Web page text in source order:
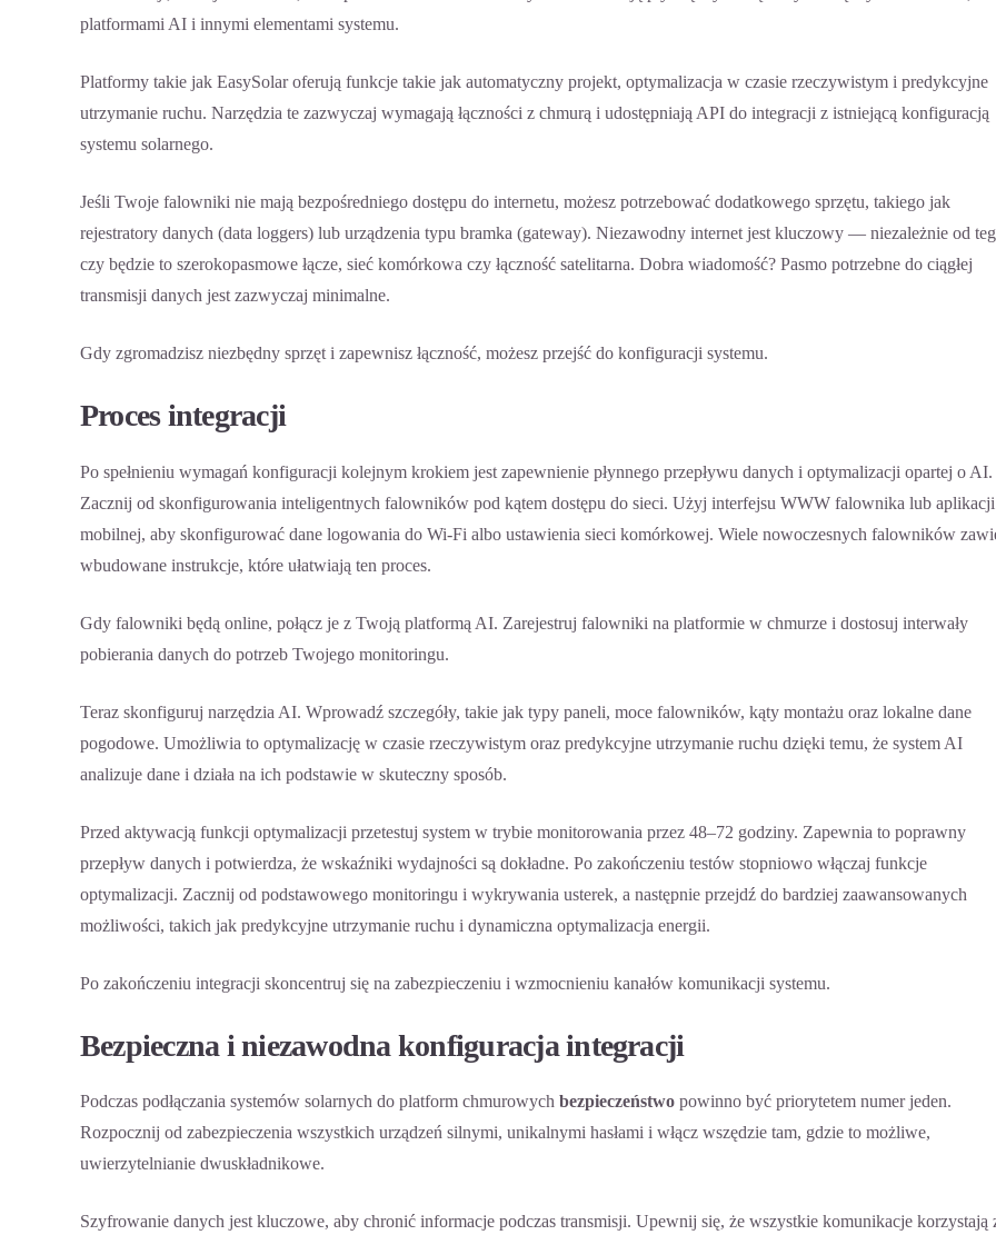
platformami AI i innymi elementami systemu.
Platformy takie jak EasySolaroferują funkcje takie jak automatyczny projekt, optymalizacja w czasie rzeczywistym i predykcyjne
utrzymanie ruchu. Narzędzia te zazwyczaj wymagają łączności z chmurą i udostępniają API do integracji z istniejącą konfiguracją
systemu solarnego.
Jeśli Twoje falowniki nie mają bezpośredniego dostępu do internetu, możesz potrzebować dodatkowego sprzętu, takiego jak
rejestratory danych (data loggers) lub urządzenia typu bramka (gateway). Niezawodny internet jest kluczowy — niezależnie od
czy będzie to szerokopasmowe łącze, sieć komórkowa czy łączność satelitarna. Dobra wiadomość? Pasmo potrzebne do ciągłej
transmisji danych jest zazwyczaj minimalne.
Gdy zgromadzisz niezbędny sprzęt i zapewnisz łączność, możesz przejść do konfiguracji systemu.
Proces integracji
Po spełnieniu wymagań konfiguracji kolejnym krokiem jest zapewnienie płynnego przepływu danych i optymalizacji opartej o AI.
Zacznij od skonfigurowania inteligentnych falowników pod kątem dostępu do sieci. Użyj interfejsu WWW falownika lub aplikacji
mobilnej, aby skonfigurować dane logowania do Wi‑Fi albo ustawienia sieci komórkowej. Wiele nowoczesnych falowników
wbudowane instrukcje, które ułatwiają ten proces.
Gdy falowniki będą online, połącz je z Twoją platformą AI. Zarejestruj falowniki na platformie w chmurze i dostosuj interwały
pobierania danych do potrzeb Twojego monitoringu.
Teraz skonfiguruj narzędzia AI. Wprowadź szczegóły, takie jak typy paneli, moce falowników, kąty montażu oraz lokalne dane
pogodowe. Umożliwia to optymalizację w czasie rzeczywistym oraz predykcyjne utrzymanie ruchu dzięki temu, że system AI
analizuje dane i działa na ich podstawie w skuteczny sposób.
Przed aktywacją funkcji optymalizacji przetestuj system w trybie monitorowania przez 48–72 godziny. Zapewnia to poprawny
przepływ danych i potwierdza, że wskaźniki wydajności są dokładne. Po zakończeniu testów stopniowo włączaj funkcje
optymalizacji. Zacznij od podstawowego monitoringu i wykrywania usterek, a następnie przejdź do bardziej zaawansowanych
możliwości, takich jak predykcyjne utrzymanie ruchu i dynamiczna optymalizacja energii.
Po zakończeniu integracji skoncentruj się na zabezpieczeniu i wzmocnieniu kanałów komunikacji systemu.
Bezpieczna i niezawodna konfiguracja integracji
Podczas podłączania systemów solarnych do platform chmurowych bezpieczeństwo powinno być priorytetem numer jeden.
Rozpocznij od zabezpieczenia wszystkich urządzeń silnymi, unikalnymi hasłami i włącz wszędzie tam, gdzie to możliwe,
uwierzytelnianie dwuskładnikowe.
Szyfrowanie danych jest kluczowe, aby chronić informacje podczas transmisji. Upewnij się, że wszystkie komunikacje korzystają